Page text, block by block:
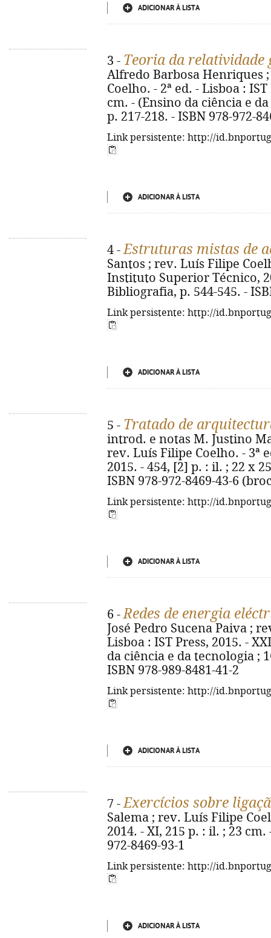
ADICIONAR À LISTA
3 - Teoria da relatividade
Alfredo Barbosa Henriques
Coelho. - 2ª ed. - Lisboa :
cm. - (Ensino da ciência e
p. 217-218. - ISBN 978-972-
Link persistente: http://
ADICIONAR À LISTA
4 -Estruturas mistas de
Santos ; rev. Luís Filipe
Instituto Superior Técnico,
Bibliografia, p. 544-545. -
Link persistente: http://
ADICIONAR À LISTA
5 - Tratado de
introd. e notas M. Justino
rev. Luís Filipe Coelho. - 3ª
2015. - 454, [2] p. : il. ; 22 x
ISBN 978-972-8469-43-6
Link persistente: http://
ADICIONAR À LISTA
6 -Redes de energia
José Pedro Sucena Paiva ;
Lisboa : IST Press, 2015. -
da ciência e da tecnologia ;
ISBN 978-989-8481-41-2
Link persistente: http://
ADICIONAR À LISTA
7 -Exercícios sobre
Salema ; rev. Luís Filipe
2014. - XI, 215 p. : il. ; 23
972-8469-93-1
Link persistente: http://
ADICIONAR À LISTA